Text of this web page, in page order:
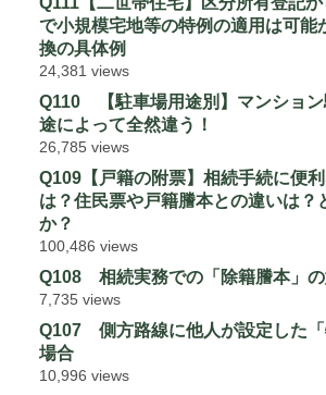
で小規模宅地等の特例の適用は可
換の具体例
24,381 views
Q110 【駐車場用途別】マンション
途によって全然違う！
26,785 views
Q109【戸籍の附票】相続手続に便
は？住民票や戸籍謄本との違いは？
か？
100,486 views
Q108 相続実務での「除籍謄本」
7,735 views
Q107 側方路線に他人が設定した
場合
10,996 views